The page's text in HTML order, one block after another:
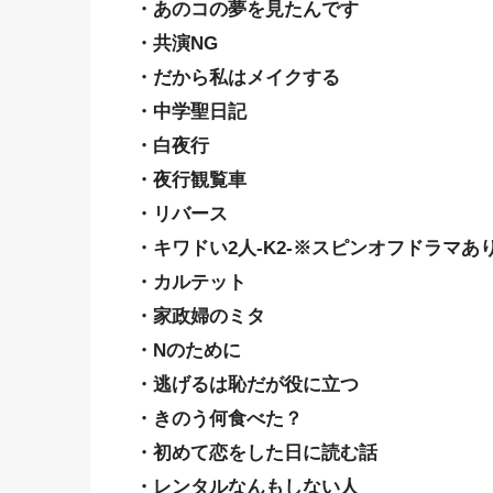
・あのコの夢を見たんです
・共演NG
・だから私はメイクする
・中学聖日記
・白夜行
・夜行観覧車
・リバース
・キワドい2人-K2-※スピンオフドラマあ
・カルテット
・家政婦のミタ
・Nのために
・逃げるは恥だが役に立つ
・きのう何食べた？
・初めて恋をした日に読む話
・レンタルなんもしない人